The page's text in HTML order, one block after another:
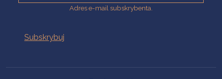
Adres e-mail subskrybenta.